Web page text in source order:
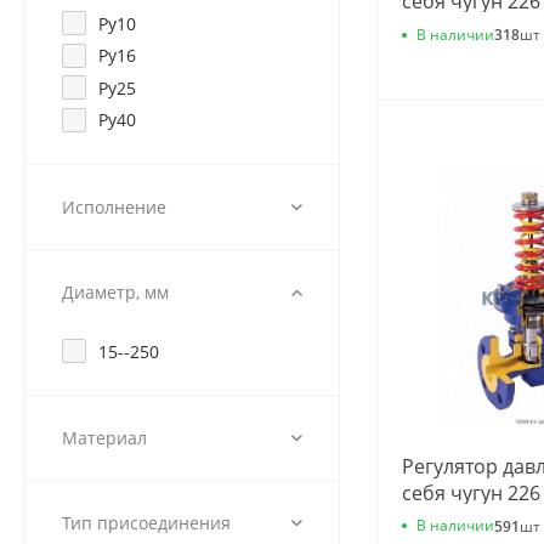
Ру10
Ру16
Ру25
Ру40
Исполнение
Диаметр, мм
15--250
Материал
Тип присоединения
фл 0.4-7
В наличии318шт
Регулятор
себя чугун
фл 0.4-7
В наличии591шт